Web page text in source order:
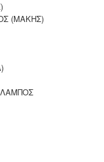
(ΜΑΚΗΣ)